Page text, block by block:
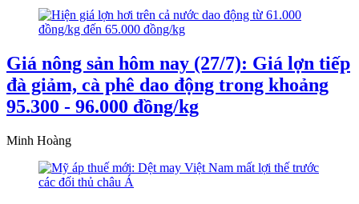
Giá nông sản hôm nay (27/7): Giá lợn tiếp
đà giảm, cà phê dao động trong khoảng
95.300 - 96.000 đồng/kg
Minh Hoàng